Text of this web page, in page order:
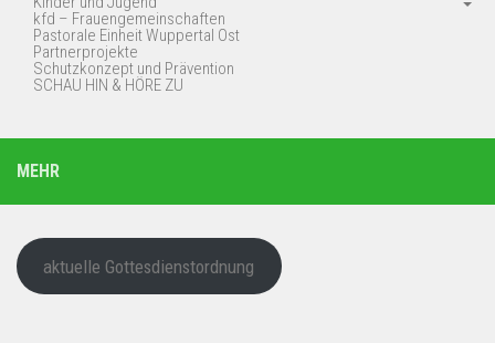
kfd – Frauengemeinschaften
Pastorale Einheit Wuppertal Ost
Partnerprojekte
Schutzkonzept und Prävention
SCHAU HIN & HÖRE ZU
MEHR
aktuelle Gottesdienstordnung